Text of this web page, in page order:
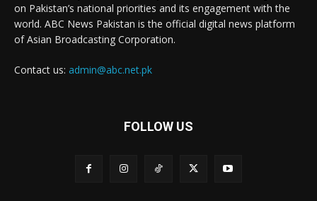
on Pakistan’s national priorities and its engagement with the
world. ABC News Pakistan is the official digital news platform
of Asian Broadcasting Corporation.
Contact us: admin@abc.net.pk
FOLLOW US